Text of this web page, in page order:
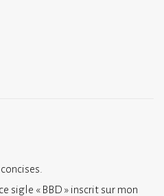
sigle « BBD » inscrit sur mon